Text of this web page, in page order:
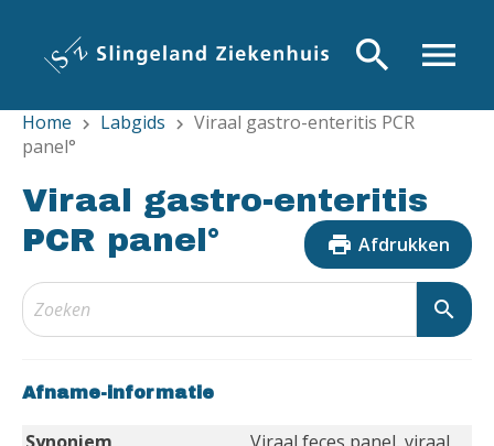
inhoud
gaan
menu
search
Home chevron_right Labgids chevron_right Viraal gastro-enteritis PCR
panel°
Viraal gastro-enteritis
PCR panel°
print Afdrukken
search
Afname-informatie